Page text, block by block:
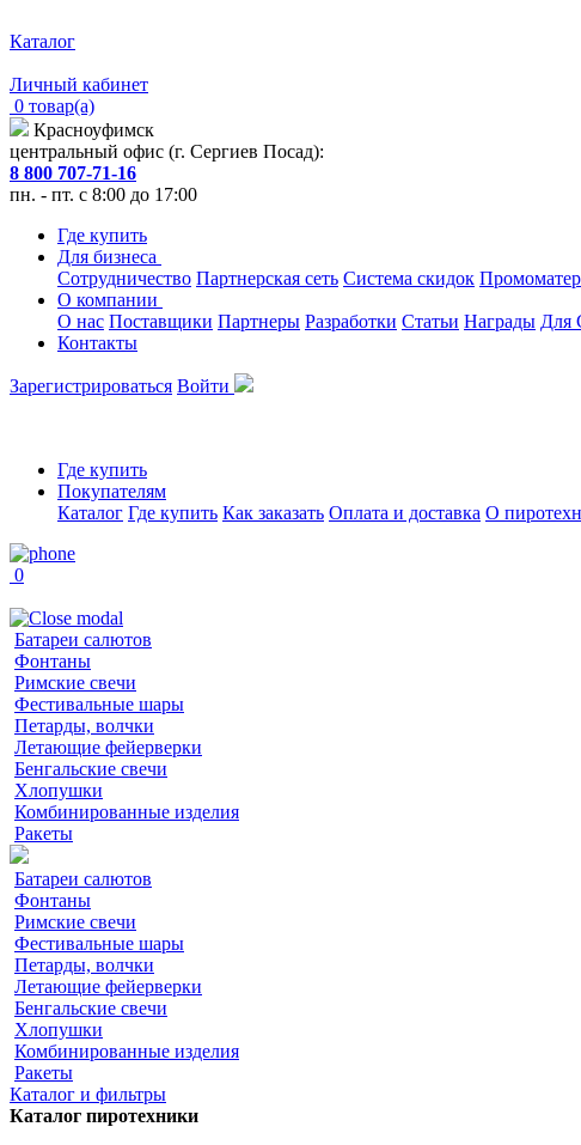
Каталог
Личный кабинет
0 товар(а)
Красноуфимск
центральный офис (г. Сергиев Посад):
8 800 707-71-16
пн. - пт. с 8:00 до 17:00
Где купить
Для бизнеса
Сотрудничество Партнерская сеть Система скидок
О компании
О нас Поставщики Партнеры Разработки Статьи Награды
Контакты
Зарегистрироваться Войти
Где купить
Покупателям
Каталог Где купить Как заказать Оплата и доставка О
0
Батареи салютов
Фонтаны
Римские свечи
Фестивальные шары
Петарды, волчки
Летающие фейерверки
Бенгальские свечи
Хлопушки
Комбинированные изделия
Ракеты
Батареи салютов
Фонтаны
Римские свечи
Фестивальные шары
Петарды, волчки
Летающие фейерверки
Бенгальские свечи
Хлопушки
Комбинированные изделия
Ракеты
Каталог и фильтры
Каталог пиротехники